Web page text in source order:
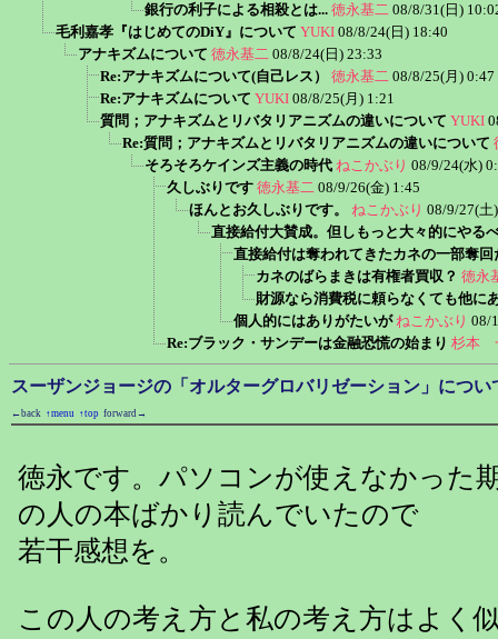
銀行の利子による相殺とは... 徳永基二 08/8/31(日)
毛利嘉孝『はじめてのDiY』について YUKI 08/8/24(日) 18:40
アナキズムについて 徳永基二 08/8/24(日) 23:33
Re:アナキズムについて(自己レス）
徳永基二 08/8/25(月) 0:47
Re:アナキズムについて YUKI 08/8/25(月) 1:21
質問；アナキズムとリバタリアニズムの違いについて YUKI
Re:質問；アナキズムとリバタリアニズムの違いについて
そろそろケインズ主義の時代 ねこかぶり 08/9/24(水)
久しぶりです 徳永基二 08/9/26(金) 1:45
ほんとお久しぶりです。
ねこかぶり 08/9/27(土
直接給付大賛成。但しもっと大々的にやる
直接給付は奪われてきたカネの一部奪
カネのばらまきは有権者買収？ 徳永
財源なら消費税に頼らなくても他に
個人的にはありがたいが ねこかぶり 08/
Re:ブラック・サンデーは金融恐慌の始まり 杉本
スーザンジョージの「オルターグロバリゼーション」につい
←back ↑menu ↑top forward→
徳永です。パソコンが使えなかった
の人の本ばかり読んでいたので
若干感想を。
この人の考え方と私の考え方はよく